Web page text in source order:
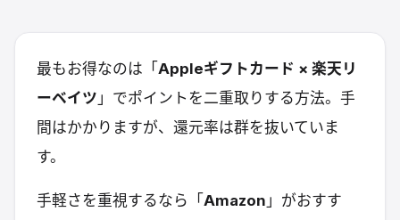
最もお得なのは「 Appleギフトカード × 楽天リ
ーベイツ 」でポイントを二重取りする方法。手
間はかかりますが、還元率は群を抜いていま
す。
手軽さを重視するなら「 Amazon 」がおすす